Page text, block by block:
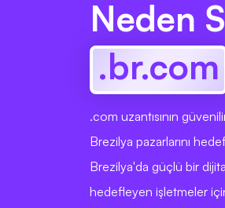
Neden
.br.com
.com uzantısının
Brezilya pazarlarını
Brezilya'da güçlü bir
hedefleyen işletmeler